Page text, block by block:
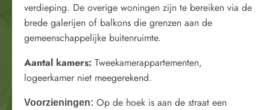
verdieping. De overige woningen zijn te bereiken via de
brede galerijen of balkons die grenzen aan de
gemeenschappelijke buitenruimte.
Aantal kamers: Tweekamerappartementen,
logeerkamer niet meegerekend.
Voorzieningen: Op de hoek is aan de straat een